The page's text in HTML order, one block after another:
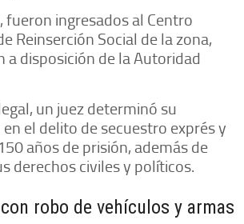
ingresados al Centro
Reinserción Social de la zona,
a disposición de la Autoridad
un juez determinó su
el delito de secuestro exprés y
años de prisión, además de
derechos civiles y políticos.
robo de vehículos y armas